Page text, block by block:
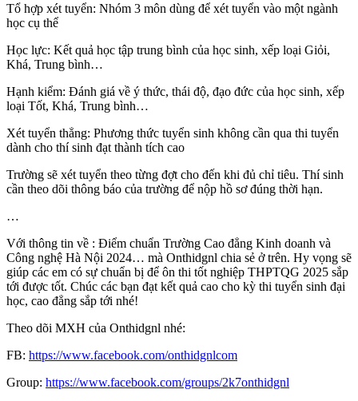
Tổ hợp xét tuyển: Nhóm 3 môn dùng để xét tuyển vào một ngành
học cụ thể
Học lực: Kết quả học tập trung bình của học sinh, xếp loại Giỏi,
Khá, Trung bình…
Hạnh kiểm: Đánh giá về ý thức, thái độ, đạo đức của học sinh, xếp
loại Tốt, Khá, Trung bình…
Xét tuyển thẳng: Phương thức tuyển sinh không cần qua thi tuyển
dành cho thí sinh đạt thành tích cao
Trường sẽ xét tuyển theo từng đợt cho đến khi đủ chỉ tiêu. Thí sinh
cần theo dõi thông báo của trường để nộp hồ sơ đúng thời hạn.
…
Với thông tin về : Điểm chuẩn Trường Cao đẳng Kinh doanh và
Công nghệ Hà Nội 2024… mà Onthidgnl chia sẻ ở trên. Hy vọng sẽ
giúp các em có sự chuẩn bị để ôn thi tốt nghiệp THPTQG 2025 sắp
tới được tốt. Chúc các bạn đạt kết quả cao cho kỳ thi tuyển sinh đại
học, cao đẳng sắp tới nhé!
Theo dõi MXH của Onthidgnl nhé:
FB: https://www.facebook.com/onthidgnlcom
Group: https://www.facebook.com/groups/2k7onthidgnl